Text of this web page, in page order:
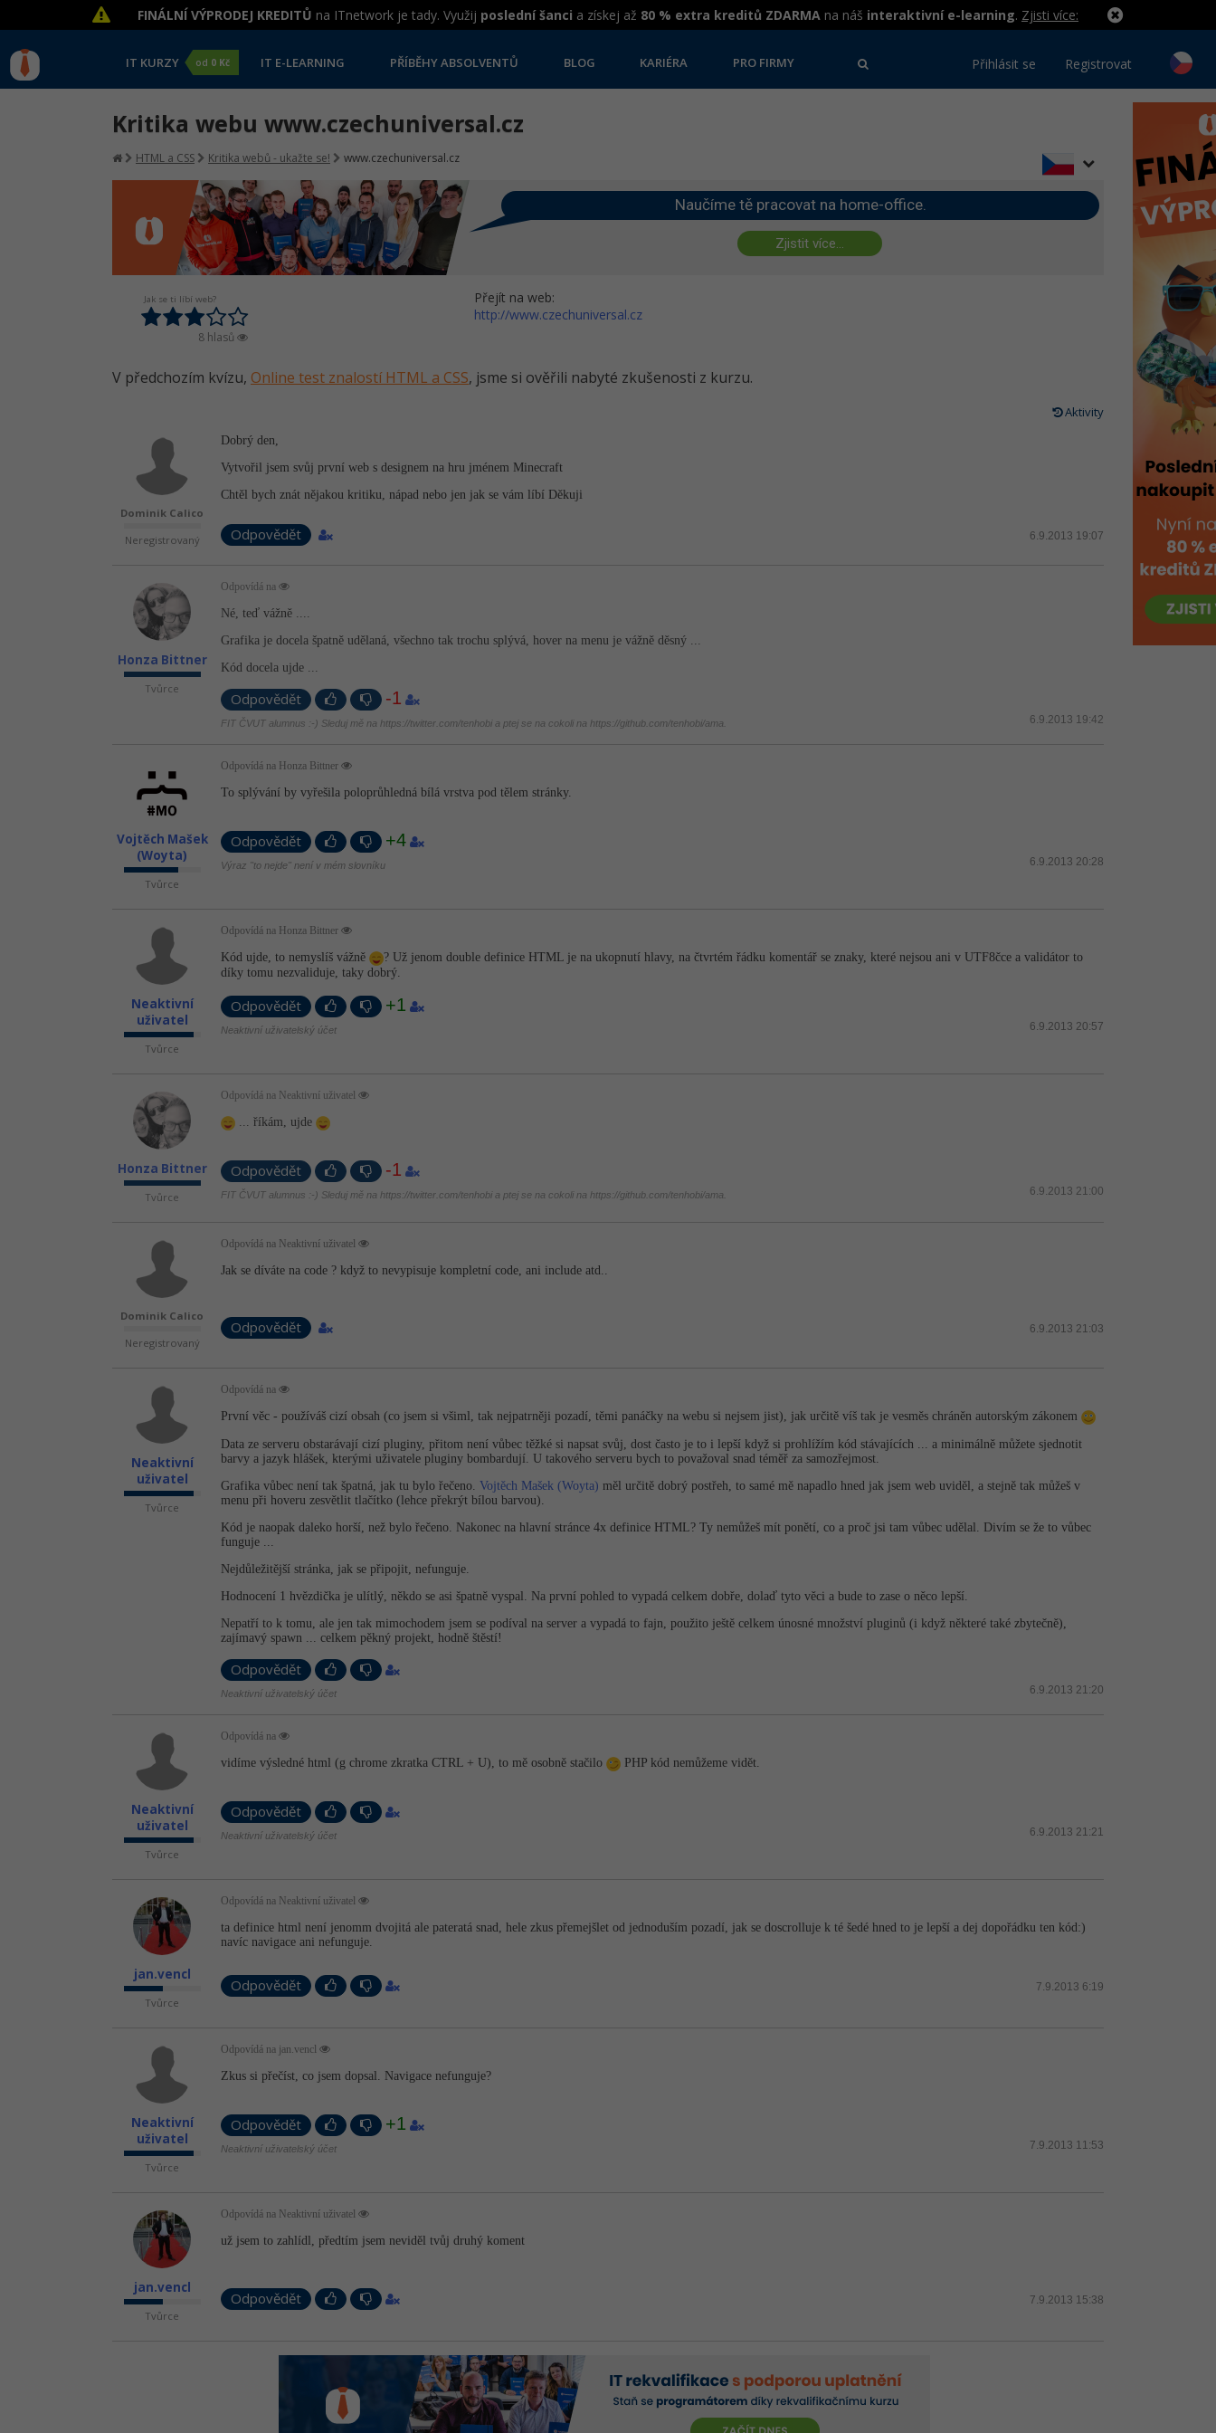
FINÁLNÍ VÝPRODEJ KREDITŮ na ITnetwork je tady. Využij poslední šanci a získej až 80 % extra kreditů ZDARMA na náš interaktivní e-learning. Zjisti více:
IT KURZY od 0 Kč IT E-LEARNING PŘÍBĚHY ABSOLVENTŮ BLOG KARIÉRA PRO FIRMY Přihlásit se Registrovat
Kritika webu www.czechuniversal.cz
HTML a CSS Kritika webů - ukažte se! www.czechuniversal.cz
Naučíme tě pracovat na home-office.
Zjistit více...
Jak se ti líbí web?
8 hlasů
Přejít na web:
http://www.czechuniversal.cz
V předchozím kvízu, Online test znalostí HTML a CSS, jsme si ověřili nabyté zkušenosti z kurzu.
Aktivity
Dominik Calico
Neregistrovaný
Dobrý den,
Vytvořil jsem svůj první web s designem na hru jménem Minecraft
Chtěl bych znát nějakou kritiku, nápad nebo jen jak se vám líbí Děkuji
Odpovědět 6.9.2013 19:07
Honza Bittner
Tvůrce
Odpovídá na
Né, teď vážně ....
Grafika je docela špatně udělaná, všechno tak trochu splývá, hover na menu je vážně děsný ...
Kód docela ujde ...
Odpovědět -1
6.9.2013 19:42
FIT ČVUT alumnus :-) Sleduj mě na https://twitter.com/tenhobi a ptej se na cokoli na https://github.com/tenhobi/ama.
Vojtěch Mašek
(Woyta)
Tvůrce
Odpovídá na Honza Bittner
To splývání by vyřešila poloprůhledná bílá vrstva pod tělem stránky.
Odpovědět +4
6.9.2013 20:28
Výraz "to nejde" není v mém slovníku
Neaktivní
uživatel
Tvůrce
Odpovídá na Honza Bittner
Kód ujde, to nemyslíš vážně
? Už jenom double definice HTML je na ukopnutí hlavy, na čtvrtém řádku komentář se znaky, které nejsou ani v UTF8čce a validátor to
díky tomu nezvaliduje, taky dobrý.
Odpovědět +1
6.9.2013 20:57
Neaktivní uživatelský účet
Honza Bittner
Tvůrce
Odpovídá na Neaktivní uživatel
... říkám, ujde
Odpovědět -1
6.9.2013 21:00
FIT ČVUT alumnus :-) Sleduj mě na https://twitter.com/tenhobi a ptej se na cokoli na https://github.com/tenhobi/ama.
Dominik Calico
Neregistrovaný
Odpovídá na Neaktivní uživatel
Jak se díváte na code ? když to nevypisuje kompletní code, ani include atd..
Odpovědět 6.9.2013 21:03
Neaktivní
uživatel
Tvůrce
Odpovídá na
První věc - používáš cizí obsah (co jsem si všiml, tak nejpatrněji pozadí, těmi panáčky na webu si nejsem jist), jak určitě víš tak je vesměs chráněn autorským zákonem
Data ze serveru obstarávají cizí pluginy, přitom není vůbec těžké si napsat svůj, dost často je to i lepší když si prohlížím kód stávajících ... a minimálně můžete sjednotit
barvy a jazyk hlášek, kterými uživatele pluginy bombardují. U takového serveru bych to považoval snad téměř za samozřejmost.
Grafika vůbec není tak špatná, jak tu bylo řečeno. Vojtěch Mašek (Woyta) měl určitě dobrý postřeh, to samé mě napadlo hned jak jsem web uviděl, a stejně tak můžeš v
menu při hoveru zesvětlit tlačítko (lehce překrýt bílou barvou).
Kód je naopak daleko horší, než bylo řečeno. Nakonec na hlavní stránce 4x definice HTML? Ty nemůžeš mít ponětí, co a proč jsi tam vůbec udělal. Divím se že to vůbec
funguje ...
Nejdůležitější stránka, jak se připojit, nefunguje.
Hodnocení 1 hvězdička je ulítlý, někdo se asi špatně vyspal. Na první pohled to vypadá celkem dobře, dolaď tyto věci a bude to zase o něco lepší.
Nepatří to k tomu, ale jen tak mimochodem jsem se podíval na server a vypadá to fajn, použito ještě celkem únosné množství pluginů (i když některé také zbytečně),
zajímavý spawn ... celkem pěkný projekt, hodně štěstí!
Odpovědět
6.9.2013 21:20
Neaktivní uživatelský účet
Neaktivní
uživatel
Tvůrce
Odpovídá na
vidíme výsledné html (g chrome zkratka CTRL + U), to mě osobně stačilo PHP kód nemůžeme vidět.
Odpovědět
6.9.2013 21:21
Neaktivní uživatelský účet
jan.vencl
Tvůrce
Odpovídá na Neaktivní uživatel
ta definice html není jenomm dvojitá ale pateratá snad, hele zkus přemejšlet od jednoduším pozadí, jak se doscrolluje k té šedé hned to je lepší a dej dopořádku ten kód:)
navíc navigace ani nefunguje.
Odpovědět 7.9.2013 6:19
Neaktivní
uživatel
Tvůrce
Odpovídá na jan.vencl
Zkus si přečíst, co jsem dopsal. Navigace nefunguje?
Odpovědět +1
7.9.2013 11:53
Neaktivní uživatelský účet
jan.vencl
Tvůrce
Odpovídá na Neaktivní uživatel
už jsem to zahlídl, předtím jsem neviděl tvůj druhý koment
Odpovědět 7.9.2013 15:38